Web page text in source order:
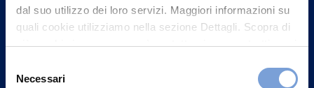
dal suo utilizzo dei loro servizi. Maggiori informazioni su
quali cookie utilizziamo nella sezione Dettagli. Scopra di
più su chi siamo, come può contattarci e come trattiamo i
può trovare nel footer del sito nella sezione "Informativa
delNecessari
Contattaci